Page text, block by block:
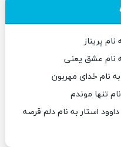
پریناز
نام عشق یعنی
خدای مهربون
تنها موندم
استار به نام دلم قرصه